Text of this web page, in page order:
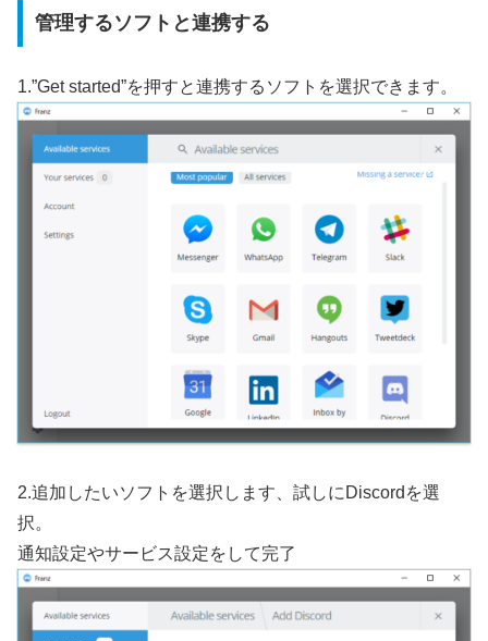
管理するソフトと連携する
1.”Get started”を押すと連携するソフトを選択できます。
2.追加したいソフトを選択します、試しにDiscordを選
択。
通知設定やサービス設定をして完了